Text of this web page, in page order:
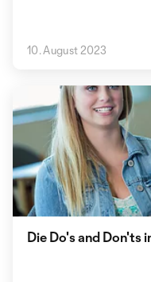
10. August 2023
Die Do's and Don'ts